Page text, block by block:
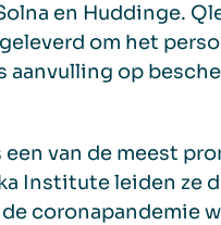
en Huddinge.
om het
aanvulling op
een van de meest
Institute leiden ze
coronapandemie